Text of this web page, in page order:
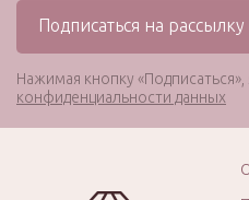
Нажимая кнопку «Подписаться»,
конфиденциальности данных